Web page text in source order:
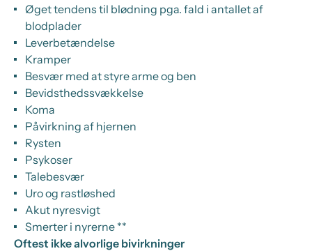
Øget tendens til blødning pga. fald i antallet af
blodplader
Leverbetændelse
Kramper
Besvær med at styre arme og ben
Bevidsthedssvækkelse
Koma
Påvirkning af hjernen
Rysten
Psykoser
Talebesvær
Uro og rastløshed
Akut nyresvigt
Smerter i nyrerne **
Oftest ikke alvorlige bivirkninger